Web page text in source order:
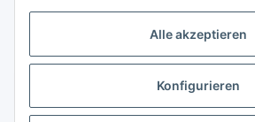
Alle akzeptieren
Konfigurieren
www.krippen-shop.at
Vertrag widerrufen